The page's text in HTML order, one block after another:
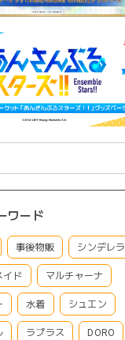
ワード
事後物販 シンデレラ
イド マルチャーナ
水着 シュエン
ラプラス DORO